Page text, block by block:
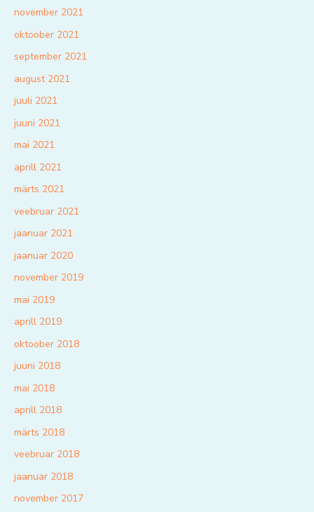
november 2021
oktoober 2021
september 2021
august 2021
juuli 2021
juuni 2021
mai 2021
aprill 2021
märts 2021
veebruar 2021
jaanuar 2021
jaanuar 2020
november 2019
mai 2019
aprill 2019
oktoober 2018
juuni 2018
mai 2018
aprill 2018
märts 2018
veebruar 2018
jaanuar 2018
november 2017